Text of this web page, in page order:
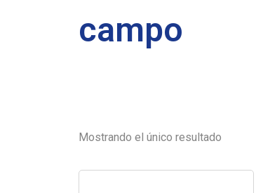
campo
Mostrando el único resultado